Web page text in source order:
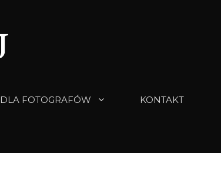
DLA FOTOGRAFÓW KONTAKT